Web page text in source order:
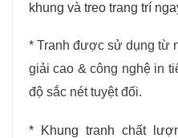
khung và treo trang trí
* Tranh được sử dụng từ
giải cao & công nghệ in
độ sắc nét tuyệt đối.
* Khung tranh chất